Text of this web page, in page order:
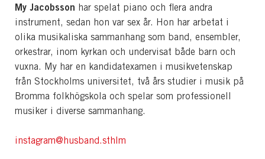
My Jacobsson har spelat piano och flera andra
instrument, sedan hon var sex år. Hon har arbetat i
olika musikaliska sammanhang som band, ensembler,
orkestrar, inom kyrkan och undervisat både barn och
vuxna. My har en kandidatexamen i musikvetenskap
från Stockholms universitet, två års studier i musik på
Bromma folkhögskola och spelar som professionell
musiker i diverse sammanhang.
instagram@husband.sthlm